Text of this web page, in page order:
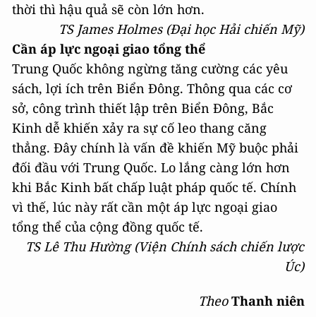
thời thì hậu quả sẽ còn lớn hơn.
TS James Holmes (Đại học Hải chiến Mỹ)
Cần áp lực ngoại giao tổng thể
Trung Quốc không ngừng tăng cường các yêu
sách, lợi ích trên Biển Đông. Thông qua các cơ
sở, công trình thiết lập trên Biển Đông, Bắc
Kinh dễ khiến xảy ra sự cố leo thang căng
thẳng. Đây chính là vấn đề khiến Mỹ buộc phải
đối đầu với Trung Quốc. Lo lắng càng lớn hơn
khi Bắc Kinh bất chấp luật pháp quốc tế. Chính
vì thế, lúc này rất cần một áp lực ngoại giao
tổng thể của cộng đồng quốc tế.
TS Lê Thu Hường (Viện Chính sách chiến lược
Úc)
Theo Thanh niên